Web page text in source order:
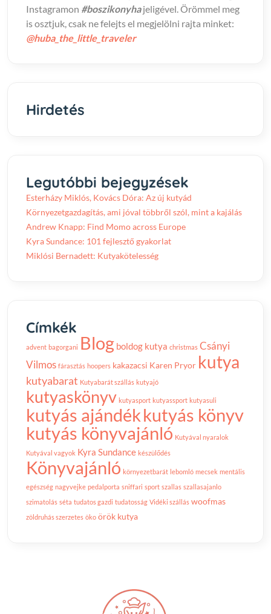
Instagramon #boszikonyhajeligével. Örömmel meg
is osztjuk, csak ne felejts el megjelölni rajta minket:
@huba_the_little_traveler
Hirdetés
Legutóbbi bejegyzések
Esterházy Miklós, Kovács Dóra: Az új kutyád
Környezetgazdagítás, ami jóval többről szól, mint a kajálás
Andrew Knapp: Find Momo across Europe
Kyra Sundance: 101 fejlesztő gyakorlat
Miklósi Bernadett: Kutyakötelesség
Címkék
advent bagorgani Blog boldog kutya christmas Csányi
Vilmos fárasztás hoopers kakazacsi Karen Pryor kutya
kutyabarat Kutyabarát szállás kutyajó
kutyaskönyv kutyasport kutyassport kutyasuli
kutyás ajándékkutyás könyv
kutyás könyvajánló Kutyával nyaralok
Kutyával vagyok Kyra Sundance készülődés
Könyvajánló környezetbarát lebomló mecsek mentális
egészség nagyvejke pedalporta sniffari sport szallas szallasajanlo
szimatolás séta tudatos gazdi tudatosság Vidéki szállás woofmas
zöldruhás szerzetes öko örök kutya